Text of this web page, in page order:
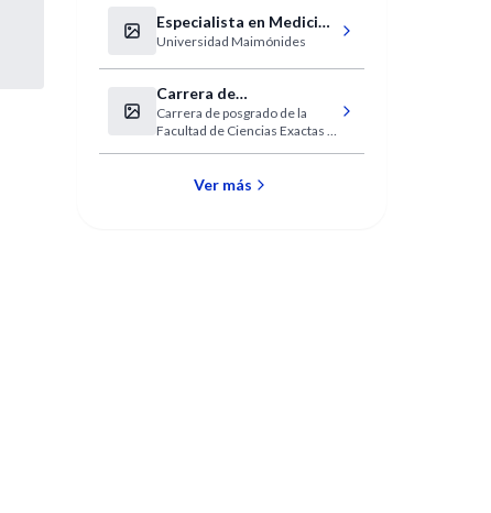
residencia en Informática de la
Salud con una duración de 3
Especialista en Medicina
Familiar
Universidad Maimónides
Carrera de
Especialización en
Estadística para
Ciencias de la Salud
Carrera de posgrado de la
Facultad de Ciencias Exactas y
Ver más